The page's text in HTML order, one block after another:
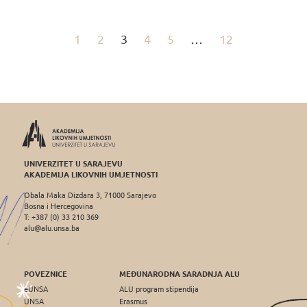
1 2 3 4 5 12
UNIVERZITET U SARAJEVU
AKADEMIJA LIKOVNIH UMJETNOSTI
Obala Maka Dizdara 3, 71000 Sarajevo
Bosna i Hercegovina
T: +387 (0) 33 210 369
alu@alu.unsa.ba
POVEZNICE
eUNSA
UNSA
MEĐUNARODNA SARADNJA ALU
ALU program stipendija
Erasmus